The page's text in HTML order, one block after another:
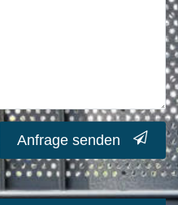
Anfrage senden